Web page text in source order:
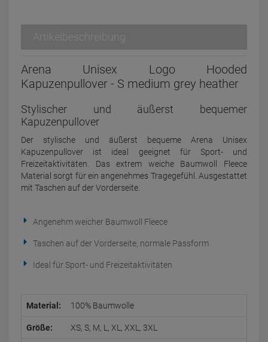
Artikelbeschreibung
Arena Unisex Logo Hooded
Kapuzenpullover - S medium grey heather
Stylischer und äußerst bequemer
Kapuzenpullover
Der stylische und äußerst bequeme Arena Unisex
Kapuzenpullover ist ideal geeignet für Sport- und
Freizeitaktivitäten. Das extrem weiche Baumwoll Fleece
Material sorgt für ein angenehmes Tragegefühl. Ausgestattet
mit Taschen auf der Vorderseite.
Angenehm weicher Baumwoll Fleece
Taschen auf der Vorderseite, normale Passform
Ideal für Sport- und Freizeitaktivitäten
Material: 100% Baumwolle
Größe: XS, S, M, L, XL, XXL, 3XL